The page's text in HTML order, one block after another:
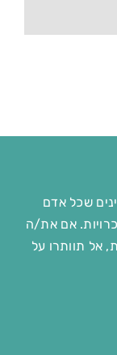
שכל אדם
אם את/ה
אל תוותרו על